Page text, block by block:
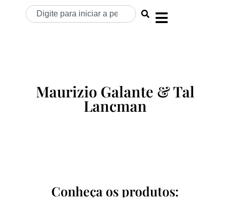
Maurizio Galante & Tal
Lancman
Conheça os produtos: